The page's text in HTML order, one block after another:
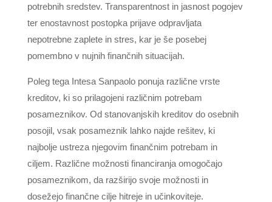
potrebnih sredstev. Transparentnost in jasnost pogojev
ter enostavnost postopka prijave odpravljata
nepotrebne zaplete in stres, kar je še posebej
pomembno v nujnih finančnih situacijah.
Poleg tega Intesa Sanpaolo ponuja različne vrste
kreditov, ki so prilagojeni različnim potrebam
posameznikov. Od stanovanjskih kreditov do osebnih
posojil, vsak posameznik lahko najde rešitev, ki
najbolje ustreza njegovim finančnim potrebam in
ciljem. Različne možnosti financiranja omogočajo
posameznikom, da razširijo svoje možnosti in
dosežejo finančne cilje hitreje in učinkoviteje.